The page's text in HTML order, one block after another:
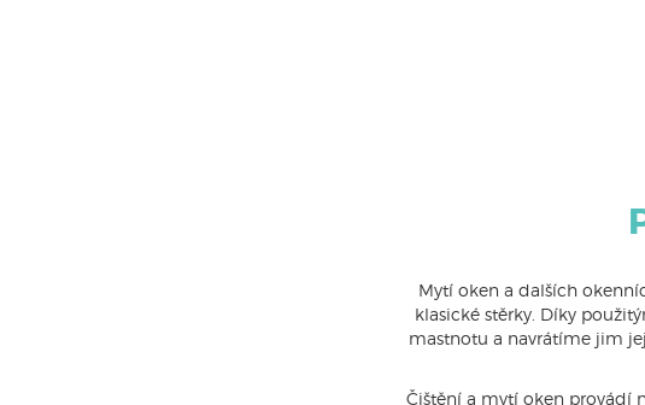
Mytí oken a dalších
klasické stěrky. Díky
mastnotu a navrátíme jim
Čištění a mytí oken provádí